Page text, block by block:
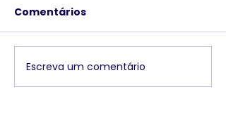
Comentários
Escreva um comentário